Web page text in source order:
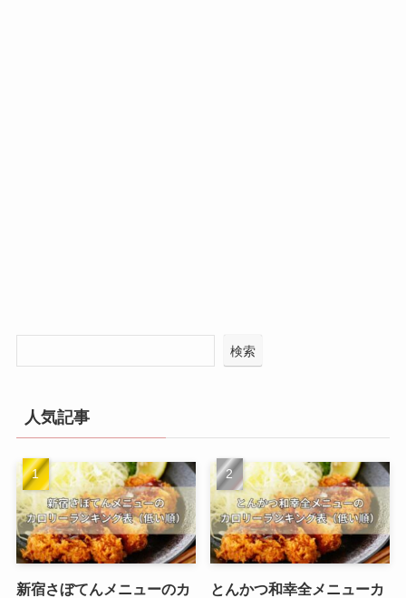
検索
人気記事
新宿さぼてんメニューのカ
とんかつ和幸全メニューカ